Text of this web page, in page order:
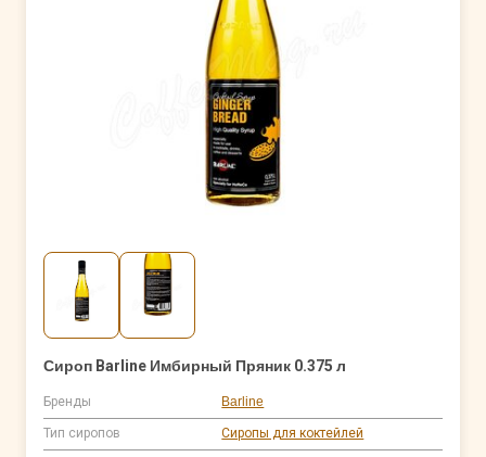
Сироп Barline Имбирный Пряник 0.375 л
Бренды Barline
Тип сиропов Сиропы для коктейлей